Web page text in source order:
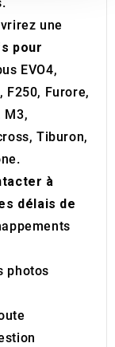
partners who
you’ve
from your use
une
pour
EVO4,
F250, Furore,
M3,
Tiburon,
à
délais de
photos